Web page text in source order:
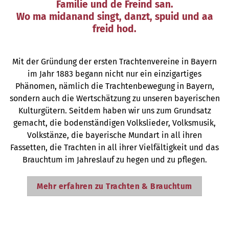
Familie und de Freind san.
Wo ma midanand singt, danzt, spuid und aa
freid hod.
Mit der Gründung der ersten Trachtenvereine in Bayern
im Jahr 1883 begann nicht nur ein einzigartiges
Phänomen, nämlich die Trachtenbewegung in Bayern,
sondern auch die Wertschätzung zu unseren bayerischen
Kulturgütern. Seitdem haben wir uns zum Grundsatz
gemacht, die bodenständigen Volkslieder, Volksmusik,
Volkstänze, die bayerische Mundart in all ihren
Fassetten, die Trachten in all ihrer Vielfältigkeit und das
Brauchtum im Jahreslauf zu hegen und zu pflegen.
Mehr erfahren zu Trachten & Brauchtum